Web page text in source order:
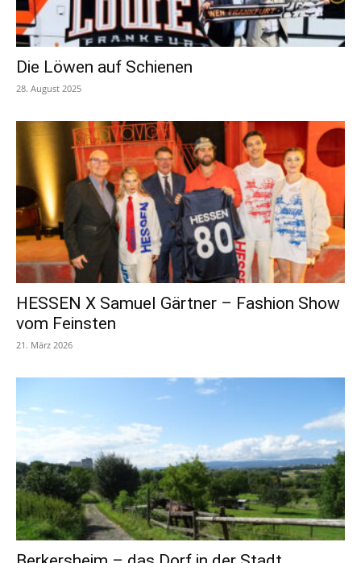
Die Löwen auf Schienen
28. August 2025
HESSEN X Samuel Gärtner – Fashion Show
vom Feinsten
21. März 2026